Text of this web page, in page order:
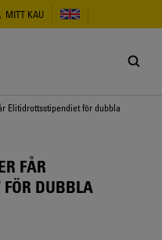
MITT KAU
Elitidrottsstipendiet för dubbla
FÅR
DUBBLA